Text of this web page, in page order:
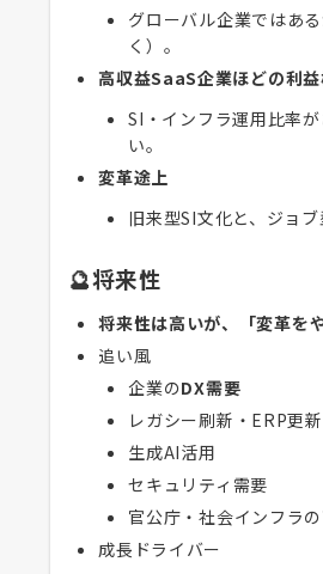
グローバル企業ではあ
く）。
高収益SaaS企業ほどの利
SI・インフラ運用比率
い。
変革途上
旧来型SI文化と、ジョ
🔮将来性
将来性は高いが、「変革を
追い風
企業のDX需要
レガシー刷新・ERP更新
生成AI活用
セキュリティ需要
官公庁・社会インフラ
成長ドライバー